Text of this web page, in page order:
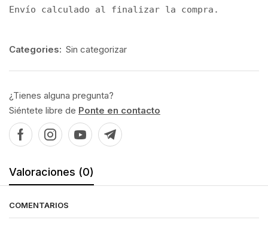
Envío calculado al finalizar la compra.
Categories: Sin categorizar
¿Tienes alguna pregunta?
Siéntete libre de Ponte en contacto
Valoraciones (0)
COMENTARIOS